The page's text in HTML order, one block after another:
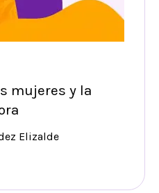
mujeres y la
Elizalde